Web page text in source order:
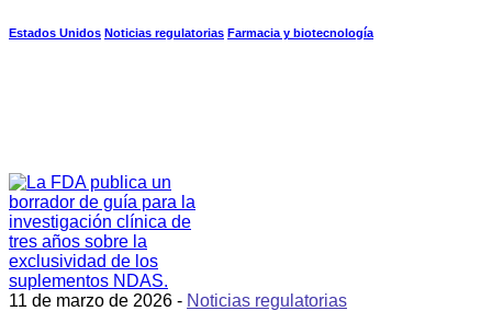
Estados Unidos Noticias regulatorias Farmacia y biotecnología
11 de marzo de 2026 - Noticias regulatorias